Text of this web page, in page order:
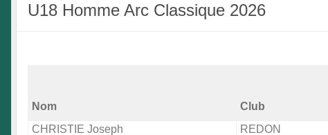
U18 Homme Arc Classique 2026
Nom Club
CHRISTIE Joseph
REDON